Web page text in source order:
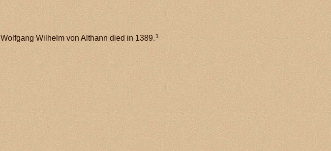
Wolfgang Wilhelm von Althann died in 1389.1